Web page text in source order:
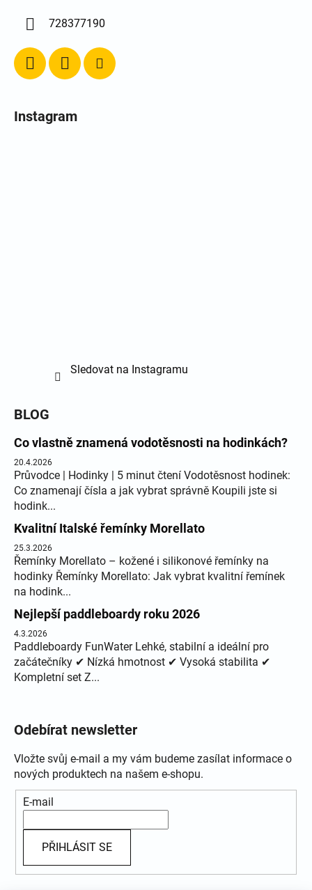
728377190
Instagram
Sledovat na Instagramu
BLOG
Co vlastně znamená vodotěsnosti na hodinkách?
20.4.2026
Průvodce | Hodinky | 5 minut čtení Vodotěsnost hodinek:
Co znamenají čísla a jak vybrat správně Koupili jste si
hodink...
Kvalitní Italské řemínky Morellato
25.3.2026
Řemínky Morellato – kožené i silikonové řemínky na
hodinky Řemínky Morellato: Jak vybrat kvalitní řemínek
na hodink...
Nejlepší paddleboardy roku 2026
4.3.2026
Paddleboardy FunWater Lehké, stabilní a ideální pro
začátečníky ✔ Nízká hmotnost ✔ Vysoká stabilita ✔
Kompletní set Z...
Odebírat newsletter
Vložte svůj e-mail a my vám budeme zasílat informace o
nových produktech na našem e-shopu.
E-mail
PŘIHLÁSIT SE